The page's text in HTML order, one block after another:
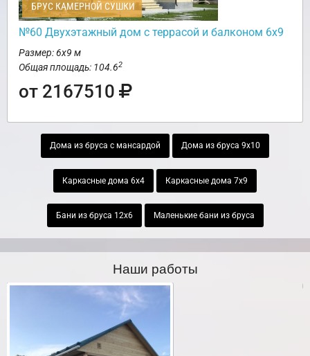
БРУС КАМЕРНОЙ СУШКИ
№60 Двухэтажный дом с террасой и балконом 6х9
Размер: 6х9 м
Общая площадь: 104.62
от 2167510
Дома из бруса с мансардой Дома из бруса 9х10
Каркасные дома 6х4 Каркасные дома 7х9
Бани из бруса 12х6 Маленькие бани из бруса
Наши работы